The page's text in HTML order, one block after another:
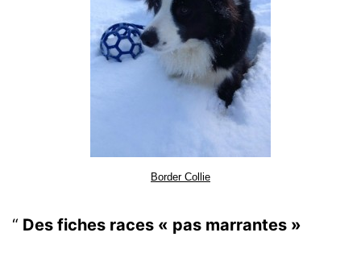
Border Collie
Des fiches races « pas marrantes »